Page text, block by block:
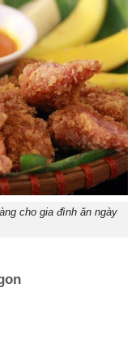
cho gia đình ăn ngày